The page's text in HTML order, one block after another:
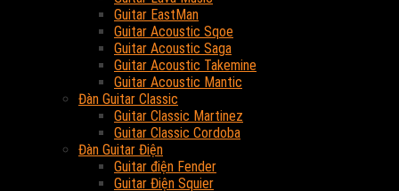
Guitar EastMan
Guitar Acoustic Sqoe
Guitar Acoustic Saga
Guitar Acoustic Takemine
Guitar Acoustic Mantic
Đàn Guitar Classic
Guitar Classic Martinez
Guitar Classic Cordoba
Đàn Guitar Điện
Guitar điện Fender
Guitar Điện Squier